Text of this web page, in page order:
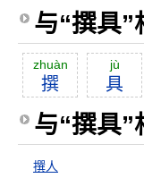
与“撰具”
zhuàn
撰
jù
具
与“撰具”
撰人